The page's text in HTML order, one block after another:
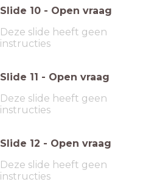
Slide 10 - Open vraag
Deze slide heeft geen
instructies
Slide 11 - Open vraag
Deze slide heeft geen
instructies
Slide 12 - Open vraag
Deze slide heeft geen
instructies